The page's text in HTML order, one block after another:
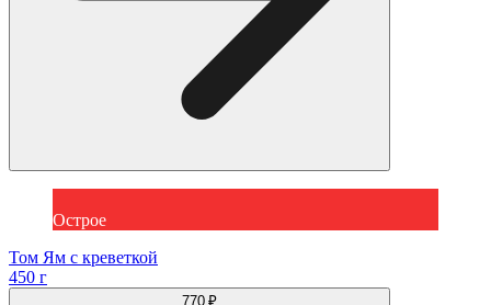
Острое
Том Ям с креветкой
450 г
770 ₽